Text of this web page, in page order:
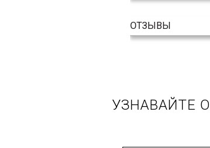
ОТЗЫВЫ
УЗНАВАЙТЕ